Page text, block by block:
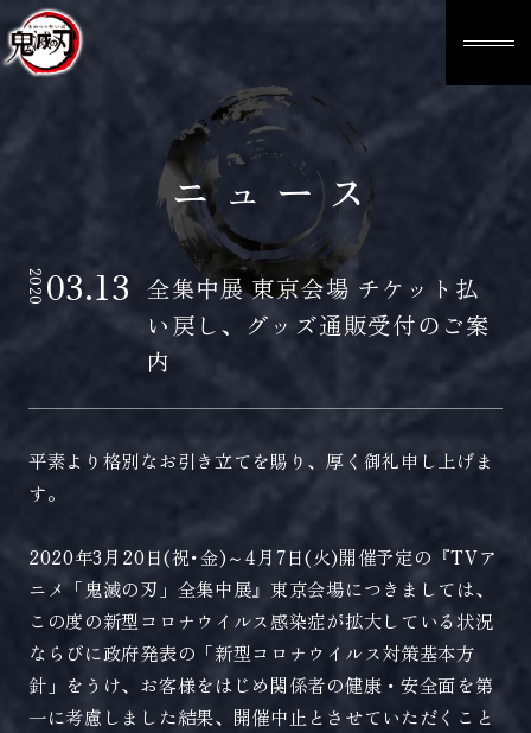
ニュース
202003.13 全集中展 東京会場 チケット払
い戻し、グッズ通販受付のご案
内
平素より格別なお引き立てを賜り、厚く御礼申し上げま
す。
2020年3月20日(祝･金)～4月7日(火)開催予定の『TVア
ニメ「鬼滅の刃」全集中展』東京会場につきましては、
この度の新型コロナウイルス感染症が拡大している状況
ならびに政府発表の「新型コロナウイルス対策基本方
針」をうけ、お客様をはじめ関係者の健康・安全面を第
一に考慮しました結果、開催中止とさせていただくこと